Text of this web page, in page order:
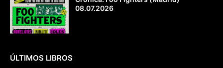
08.07.2026
ÚLTIMOS LIBROS